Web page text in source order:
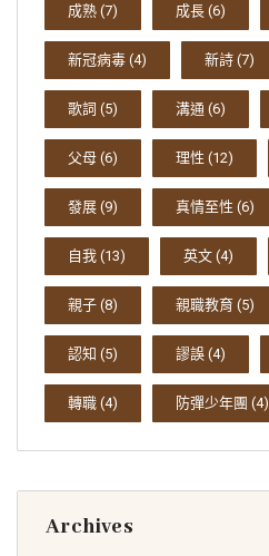
成熟 (7) 成長 (6)
新冠病毒 (4) 新詩 (7)
歌詞 (5) 溝通 (6)
父母 (6) 理性 (12)
發展 (9) 真情至性 (6)
自我 (13) 英文 (4)
親子 (8) 親職教育 (5)
認知 (5) 謬誤 (4)
轉職 (4) 防彈少年團 (4)
Archives